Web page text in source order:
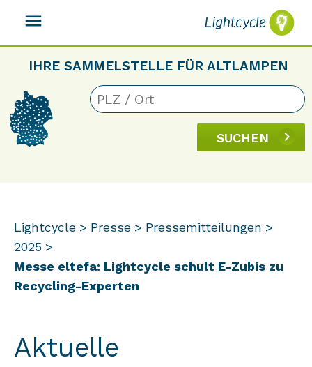
menu
IHRE SAMMELSTELLE FÜR ALTLAMPEN
SUCHEN
Lightcycle Presse
Pressemitteilungen
2025
Messe eltefa: Lightcycle schult E-Zubis zu
Recycling-Experten
Aktuelle